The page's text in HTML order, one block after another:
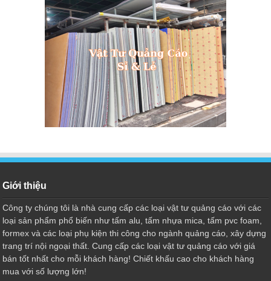
Giới thiệu
Công ty chúng tôi là nhà cung cấp các loại vật tư quảng cáo với các
loại sản phẩm phổ biến như tấm alu, tấm nhựa mica, tấm pvc foam,
formex và các loại phụ kiện thi công cho ngành quảng cáo, xây dựng
trang trí nội ngoại thất. Cung cấp các loại vật tư quảng cáo với giá
bán tốt nhất cho mỗi khách hàng! Chiết khấu cao cho khách hàng
mua với số lượng lớn!